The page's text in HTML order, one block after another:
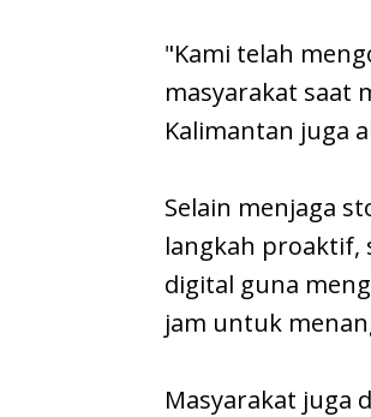
"Kami telah
masyarakat saat
Kalimantan juga
Selain menjaga
langkah proaktif,
digital guna
jam untuk
Masyarakat juga